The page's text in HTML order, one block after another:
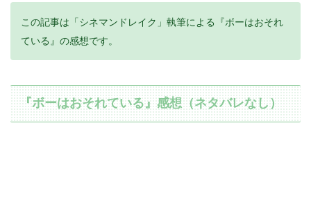
この記事は「シネマンドレイク」執筆による『ボーはおそれ
ている』の感想です。
『ボーはおそれている』感想（ネタバレなし）